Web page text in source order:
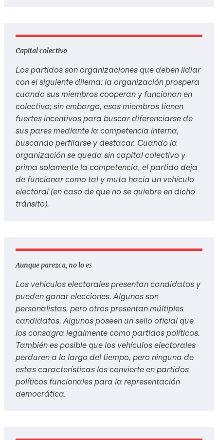
Capital colectivo
Los partidos son organizaciones que deben lidiar
con el siguiente dilema: la organización prospera
cuando sus miembros cooperan y funcionan en
colectivo; sin embargo, esos miembros tienen
fuertes incentivos para buscar diferenciarse de
sus pares mediante la competencia interna,
buscando perfilarse y destacar. Cuando la
organización se queda sin capital colectivo y
prima solamente la competencia, el partido deja
de funcionar como tal y muta hacia un vehículo
electoral (en caso de que no se quiebre en dicho
tránsito).
Aunque parezca, no lo es
Los vehículos electorales presentan candidatos y
pueden ganar elecciones. Algunos son
personalistas, pero otros presentan múltiples
candidatos. Algunos poseen un sello oficial que
los consagra legalmente como partidos políticos.
También es posible que los vehículos electorales
perduren a lo largo del tiempo, pero ninguna de
estas características los convierte en partidos
políticos funcionales para la representación
democrática.